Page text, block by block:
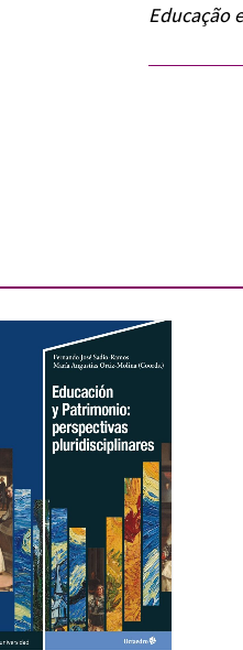
Educação